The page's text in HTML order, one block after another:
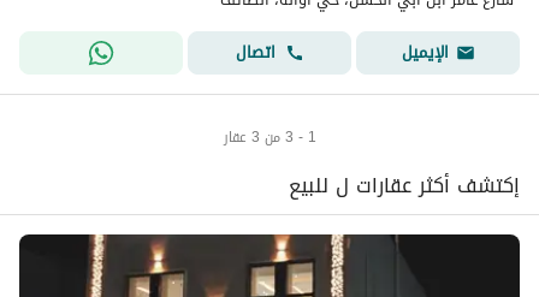
الإيميل
اتصال
1 - 3 من 3 عقار
إكتشف أكثر عقارات ل للبيع